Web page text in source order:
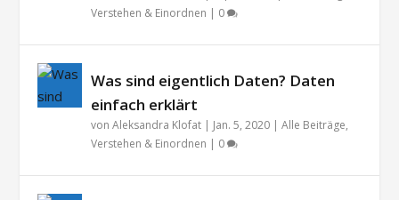
Verstehen & Einordnen | 0
Was sind eigentlich Daten? Daten
einfach erklärt
vonAleksandra Klofat | Jan. 5, 2020 |Alle Beiträge,
Verstehen & Einordnen | 0